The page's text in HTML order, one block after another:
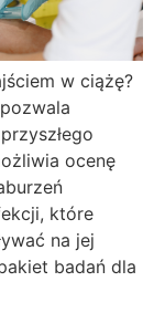
w ciążę?
ocenę
które
na jej
badań dla